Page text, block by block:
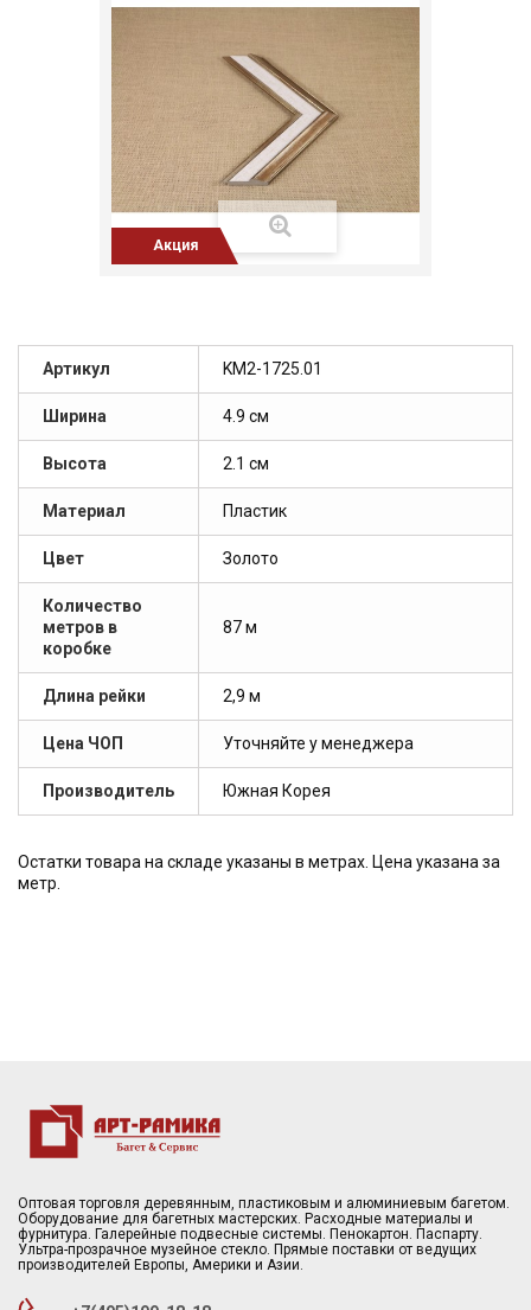
Акция
Артикул KM2-1725.01
Ширина 4.9 см
Высота 2.1 см
Материал Пластик
Цвет Золото
Количество
метров в
коробке
87 м
Длина рейки 2,9 м
Цена ЧОП Уточняйте у менеджера
Производитель Южная Корея
Остатки товара на складе указаны в метрах. Цена указана за
метр.
Оптовая торговля деревянным, пластиковым и алюминиевым багетом.
Оборудование для багетных мастерских. Расходные материалы и
фурнитура. Галерейные подвесные системы. Пенокартон. Паспарту.
Ультра-прозрачное музейное стекло. Прямые поставки от ведущих
производителей Европы, Америки и Азии.